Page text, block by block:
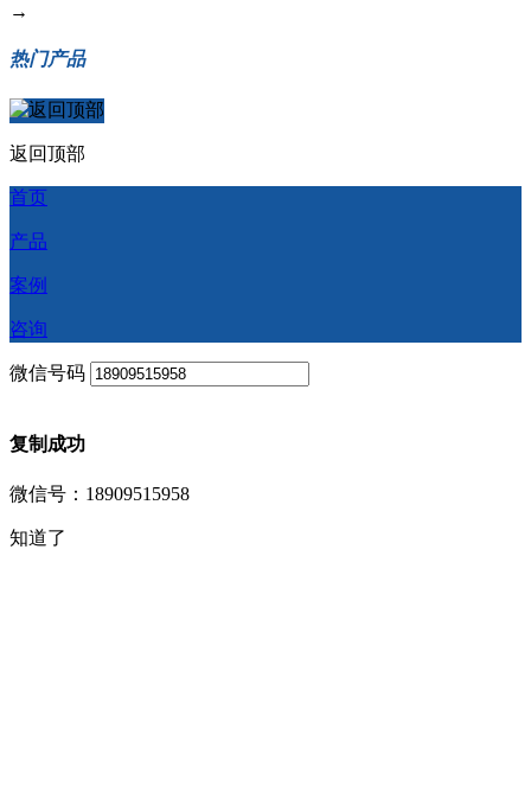
→
热门产品
返回顶部
首页
产品
案例
咨询
微信号码
复制成功
微信号：18909515958
知道了